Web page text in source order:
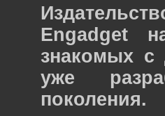
Engadget
знакомых с
уже
поколения.